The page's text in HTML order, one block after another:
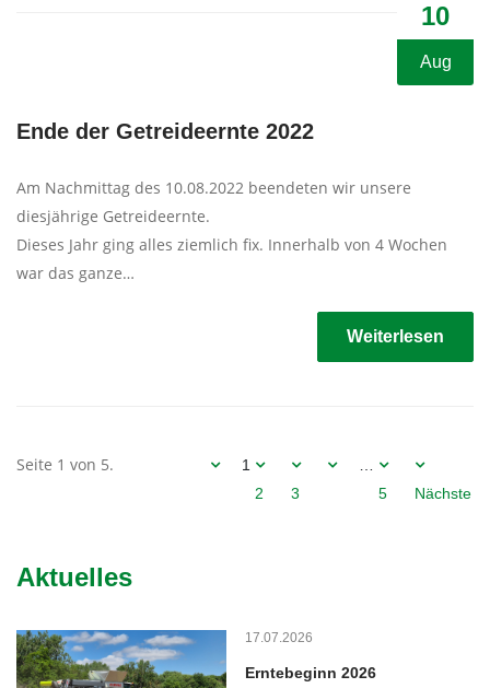
10
Aug
Ende der Getreideernte 2022
Am Nachmittag des 10.08.2022 beendeten wir unsere
diesjährige Getreideernte.
Dieses Jahr ging alles ziemlich fix. Innerhalb von 4 Wochen
war das ganze…
Weiterlesen
Seite 1 von 5.
1
2
3
…
5
Nächste
Aktuelles
17.07.2026
Erntebeginn 2026